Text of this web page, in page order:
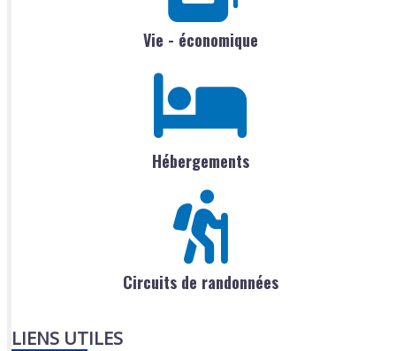
Vie - économique
Hébergements
Circuits de randonnées
LIENS UTILES